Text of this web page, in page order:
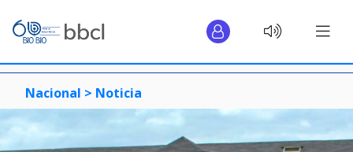
Nacional > Noticia